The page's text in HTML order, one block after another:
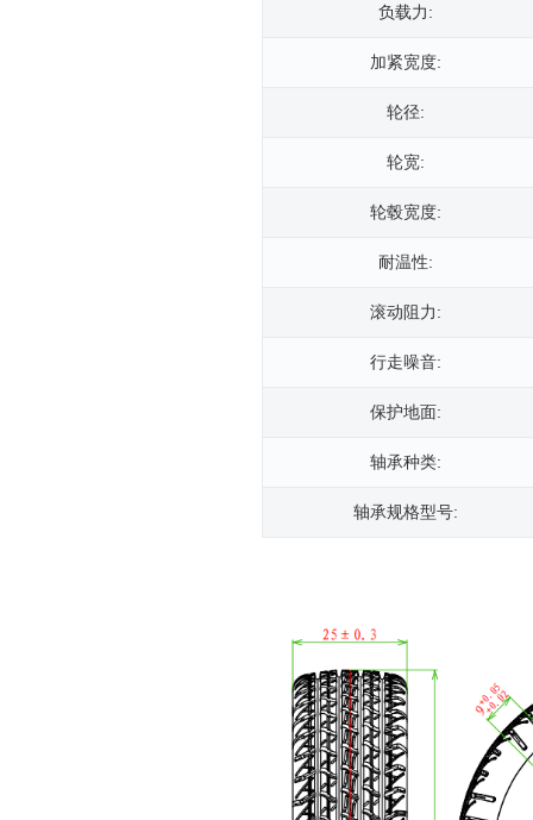
负载力:
加紧宽度:
轮径:
轮宽:
轮毂宽度:
耐温性:
滚动阻力:
行走噪音:
保护地面:
轴承种类:
轴承规格型号: